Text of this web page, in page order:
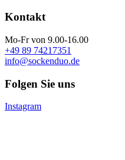
Kontakt
Mo-Fr von 9.00-16.00
+49 89 74217351
info@sockenduo.de
Folgen Sie uns
Instagram